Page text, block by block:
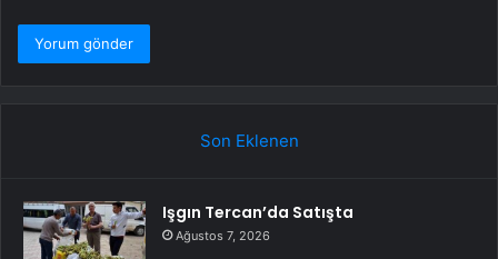
Son Eklenen
Işgın Tercan’da Satışta
Ağustos 7, 2026